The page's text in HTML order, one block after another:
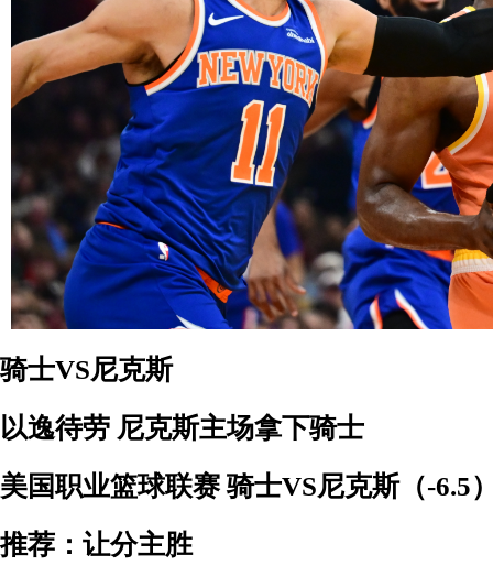
骑士VS尼克斯
以逸待劳 尼克斯主场拿下骑士
美国职业篮球联赛 骑士VS尼克斯（-6.5
推荐：让分主胜